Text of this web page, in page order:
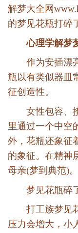
解梦大全网
的梦见花瓶打碎
心理学解梦
作为安插漂
瓶以有类似器皿
征创造性。
女性包容、
里通过一个中空
外，花瓶还象征
的象征。在精神
母亲(梦到典范)。
梦见花瓶碎
打工族梦见
压力会增大，小